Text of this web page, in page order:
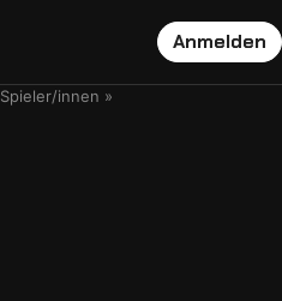
Anmelden
Spieler/innen